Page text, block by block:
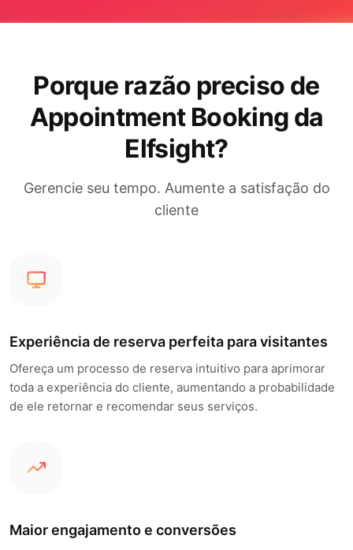
Porque razão preciso de
Appointment Booking da
Elfsight?
Gerencie seu tempo. Aumente a satisfação do
cliente
Experiência de reserva perfeita para visitantes
Ofereça um processo de reserva intuitivo para aprimorar
toda a experiência do cliente, aumentando a probabilidade
de ele retornar e recomendar seus serviços.
Maior engajamento e conversões